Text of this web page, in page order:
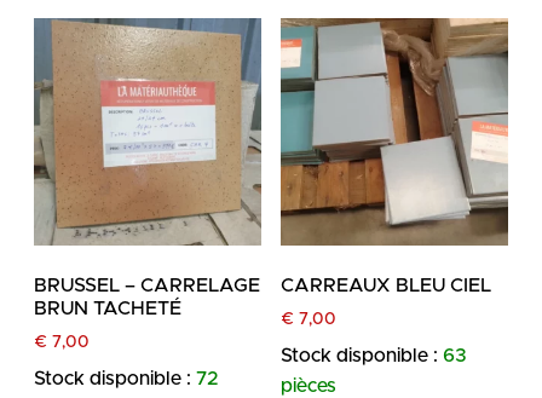
BRUSSEL – CARRELAGE
BRUN TACHETÉ
€ 7,00
Stock disponible : 72
CARREAUX BLEU CIEL
€ 7,00
Stock disponible : 63
pièces